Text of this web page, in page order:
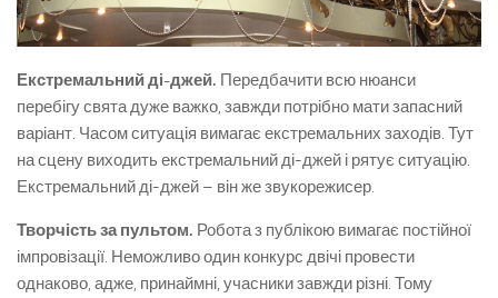
Екстремальний ді-джей. Передбачити всю нюанси
перебігу свята дуже важко, завжди потрібно мати запасний
варіант. Часом ситуація вимагає екстремальних заходів. Тут
на сцену виходить екстремальний ді-джей і рятує ситуацію.
Екстремальний ді-джей – він же звукорежисер.
Творчість за пультом. Робота з публікою вимагає постійної
імпровізації. Неможливо один конкурс двічі провести
однаково, адже, принаймні, учасники завжди різні. Тому